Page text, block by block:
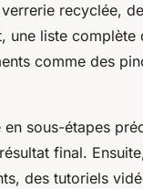
recyclée,
une liste complète
comme des
sous-étapes
final.
des tutoriels